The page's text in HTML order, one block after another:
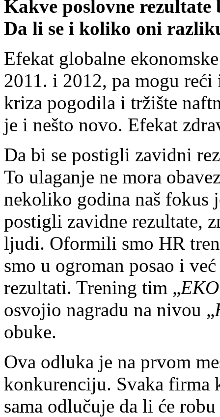
Kakve poslovne rezultate
Da li se i koliko oni
Efekat globalne
2011. i 2012, pa mogu
kriza pogodila i tržište
je i nešto novo. Efekat
Da bi se postigli zavidni
To ulaganje ne mora
nekoliko godina naš fokus
postigli zavidne rezultate,
ljudi. Oformili smo HR
smo u ogroman posao i
rezultati. Trening tim „
osvojio nagradu na nivou „
obuke.
Ova odluka je na prvom
konkurenciju. Svaka firma
sama odlučuje da li će